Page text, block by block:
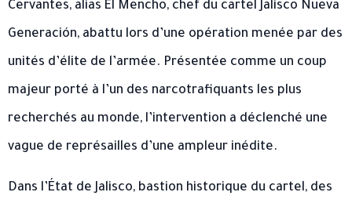
Cervantes, alias El Mencho, chef du cartel Jalisco Nueva
Generación, abattu lors d’une opération menée par des
unités d’élite de l’armée. Présentée comme un coup
majeur porté à l’un des narcotrafiquants les plus
recherchés au monde, l’intervention a déclenché une
vague de représailles d’une ampleur inédite.
Dans l’État de Jalisco, bastion historique du cartel, des